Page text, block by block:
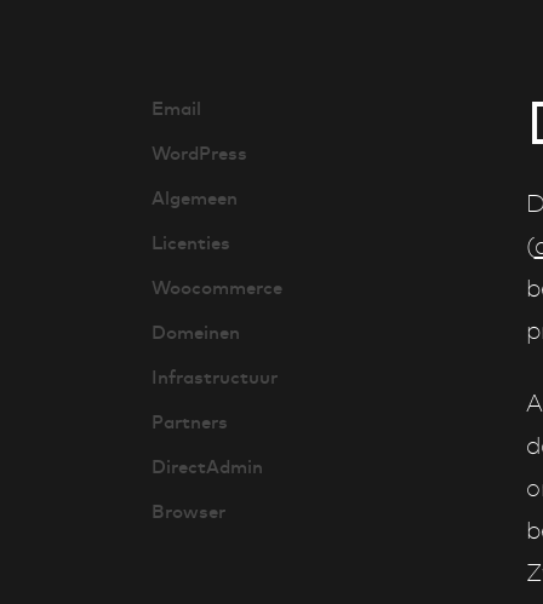
Email
WordPress
Algemeen
Licenties
Woocommerce
Domeinen
Infrastructuur
Partners
DirectAdmin
Browser
(